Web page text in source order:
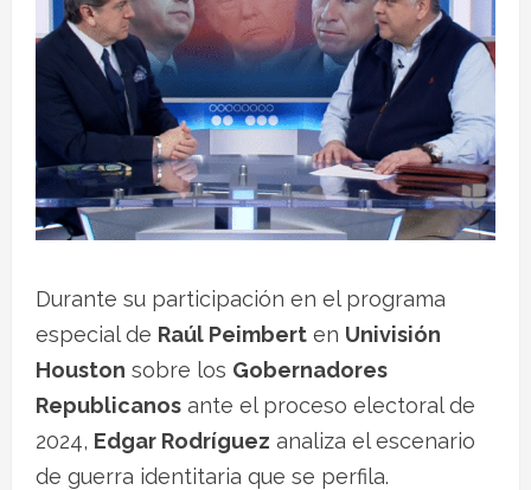
Durante su participación en el programa
especial de Raúl Peimbert en Univisión
Houston sobre los Gobernadores
Republicanos ante el proceso electoral de
2024, Edgar Rodríguez analiza el escenario
de guerra identitaria que se perfila.